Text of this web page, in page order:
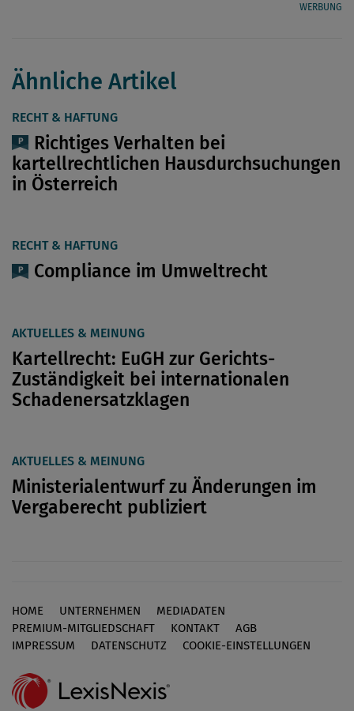
WERBUNG
Ähnliche Artikel
RECHT & HAFTUNG
Richtiges Verhalten bei
kartellrechtlichen Hausdurchsuchungen
in Österreich
RECHT & HAFTUNG
Compliance im Umweltrecht
AKTUELLES & MEINUNG
Kartellrecht: EuGH zur Gerichts-
Zuständigkeit bei internationalen
Schadenersatzklagen
AKTUELLES & MEINUNG
Ministerialentwurf zu Änderungen im
Vergaberecht publiziert
Footer
HOME UNTERNEHMEN
MEDIADATEN
PREMIUM-MITGLIEDSCHAFT
KONTAKT
AGB
IMPRESSUM
DATENSCHUTZ COOKIE-EINSTELLUNGEN